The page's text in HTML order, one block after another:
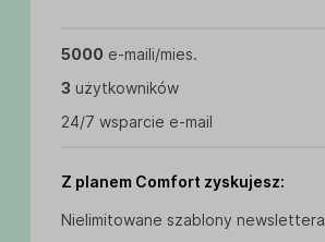
5000 e-maili/mies.
3 użytkowników
24/7 wsparcie e-mail
Z planem Comfort zyskujesz:
Nielimitowane szablony newslettera